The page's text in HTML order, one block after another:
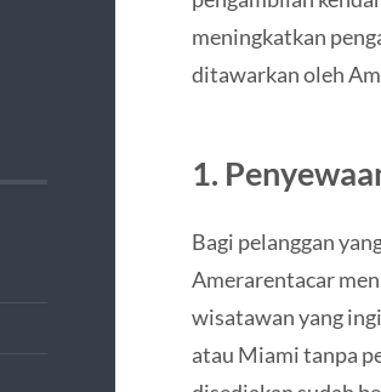
meningkatkan
ditawarkan oleh
1.
Bagi pelanggan
Amerarentacar
wisatawan yang
atau Miami tanpa